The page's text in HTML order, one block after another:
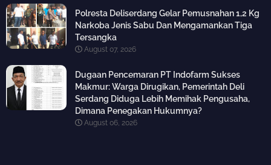
Polresta Deliserdang Gelar Pemusnahan 1,2 Kg
Narkoba Jenis Sabu Dan Mengamankan Tiga
Tersangka
August 07, 2026
Dugaan Pencemaran PT Indofarm Sukses
Makmur: Warga Dirugikan, Pemerintah Deli
Serdang Diduga Lebih Memihak Pengusaha,
Dimana Penegakan Hukumnya?
August 06, 2026